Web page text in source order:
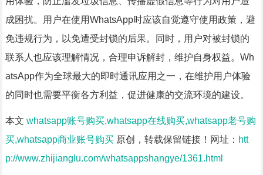
成困扰。用户在使用WhatsApp时应该自觉遵守使用政策，避
免违规行为，以免遭受封锁的后果。同时，用户对被封锁的
联系人也应该理解情况，合理申诉解封，维护自身权益。Wh
atsApp作为全球最大的即时通讯应用之一，在维护用户体验
的同时也需要平衡各方利益，促进健康的交流环境的建设。
本文 whatsapp账号购买,whatsapp在线购买,whatsapp老号购
买,whatsapp商业账号购买原创，转载保留链接！网址： htt
p://www.zhijianglu.com/whatsappshangye/1361.html